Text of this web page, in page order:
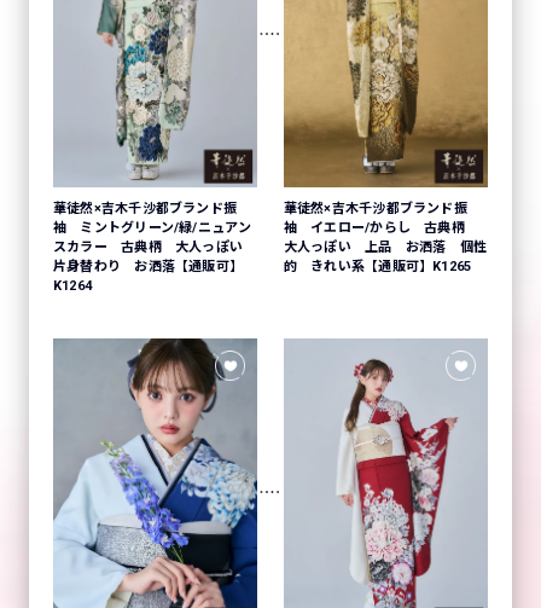
華徒然×吉木千沙都ブランド振
袖 ミントグリーン/緑/ニュアン
スカラー 古典柄 大人っぽい
片身替わり お洒落【通販可】
K1264
華徒然×吉木千沙都ブランド振
袖 イエロー/からし 古典柄
大人っぽい 上品 お洒落 個性
的 きれい系【通販可】K1265